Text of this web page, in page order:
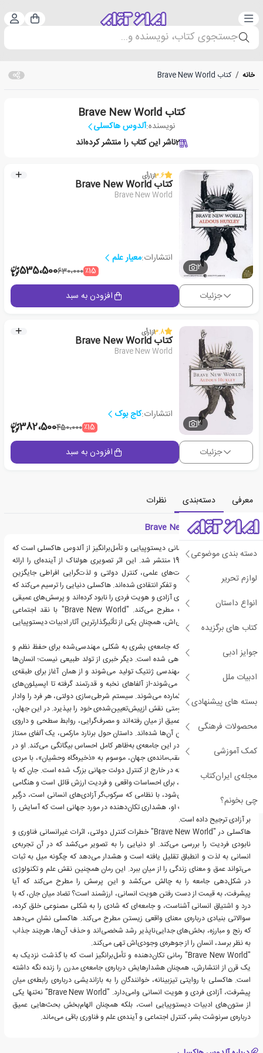
دسته‌بندی سبد
جستجوی کتاب، نویسنده و...
دسته بندی موضوعی
لوازم تحریر
انواع داستان
کتاب های برگزیده
جوایز ادبی
ادبیات ملل
بسته های پیشنهادی
محصولات فرهنگی
کمک آموزشی
مجله‌ی ایران‌کتاب
چی بخونم؟
خانه / کتاب Brave New World
کتاب Brave New World
نویسنده:آلدوس هاکسلی
2ناشر این کتاب را منتشر کرده‌اند
2
3.6از1رأی
کتاب Brave New World
Brave New World
انتشارات:معیار علم
٪15630،000535،500
جزئیات افزودن به سبد
2
3.8از1رأی
کتاب Brave New World
Brave New World
انتشارات:کاج بوک
٪15450،000382،500
جزئیات افزودن به سبد
معرفی دسته‌بندی
نظرات
معرفی کتاب Brave New World
"Brave New World" رمانی دیستوپیایی و تأمل‌برانگیز از آلدوس هاکسلی است که
نخستین بار در سال 1932 منتشر شد. این اثر تصویری هولناک از آینده‌ای را ارائه
می‌دهد که در آن پیشرفت‌های علمی، کنترل دولتی و لذت‌گرایی افراطی جایگزین
فردیت، احساسات انسانی و تفکر انتقادی شده‌اند. هاکسلی دنیایی را ترسیم می‌کند که
در آن ثبات و بهره‌وری، بهای آزادی و هویت فردی را نابود کرده‌اند و پرسش‌های عمیقی
درباره‌ی هزینه‌ی پیشرفت مطرح می‌کند. "Brave New World" با نقد اجتماعی
تیزبینانه و ارتباط همیشگی‌اش، همچنان یکی از تأثیرگذارترین آثار ادبیات دیستوپیایی
باقی مانده است.
رمان در آینده‌ای می‌گذرد که جامعه‌ی بشری به شکلی مهندسی‌شده برای حفظ نظم و
خوشبختی مطلق سازماندهی شده است. دیگر خبری از تولد طبیعی نیست؛ انسان‌ها
در آزمایشگاه‌ها به روش مهندسی ژنتیک تولید می‌شوند و از همان آغاز برای طبقه‌ی
اجتماعی خود برنامه‌ریزی می‌شوند-از آلفاهای نخبه و قدرتمند گرفته تا اپسیلون‌های
کارگر که به مشاغل پست گمارده می‌شوند. سیستم شرطی‌سازی دولتی، هر فرد را وادار
می‌کند که بدون هیچ مقاومتی نقش ازپیش‌تعیین‌شده‌ی خود را بپذیرد. در این جهان،
درد، تعارض و احساسات عمیق از میان رفته‌اند و مصرف‌گرایی، روابط سطحی و داروی
آرام‌بخش "سوما" جایگزین آن‌ها شده‌اند. داستان حول برنارد مارکس، یک آلفای ممتاز
اما متفاوت، می‌چرخد که در این جامعه‌ی به‌ظاهر کامل احساس بیگانگی می‌کند. او در
سفری به یکی از مناطق عقب‌مانده‌ی جهان، موسوم به «ذخیره‌گاه وحشیان»، با مردی
به نام جان آشنا می‌شود که در خارج از کنترل دولت جهانی بزرگ شده است. جان که با
آثار شکسپیر پرورش یافته، برای احساسات واقعی و فردیت ارزش قائل است و هنگامی
که به تمدن مدرن وارد می‌شود، با نظامی که سرکوب‌گر آزادی‌های انسانی است، درگیر
می‌شود. سرنوشت تراژیک او، هشداری تکان‌دهنده در مورد جهانی است که آسایش را
بر آزادی ترجیح داده است.
هاکسلی در "Brave New World" خطرات کنترل دولتی، اثرات غیرانسانی فناوری و
نابودی فردیت را بررسی می‌کند. او دنیایی را به تصویر می‌کشد که در آن تجربه‌ی
انسانی به لذت و انطباق تقلیل یافته است و هشدار می‌دهد که چگونه میل به ثبات
می‌تواند عمق و معنای زندگی را از میان ببرد. این رمان همچنین نقش علم و تکنولوژی
در شکل‌دهی جامعه را به چالش می‌کشد و این پرسش را مطرح می‌کند که آیا
پیشرفت، به قیمت از دست رفتن هویت انسانی، ارزشمند است؟ تضاد میان جان، که با
درد و اشتیاق انسانی آشناست، و جامعه‌ای که شادی را به شکلی مصنوعی خلق کرده،
سوالاتی بنیادی درباره‌ی معنای واقعی زیستن مطرح می‌کند. هاکسلی نشان می‌دهد
که رنج و مبارزه، بخش‌های جدایی‌ناپذیر رشد شخصی‌اند و حذف آن‌ها، هرچند جذاب
به نظر برسد، انسان را از جوهره‌ی وجودی‌اش تهی می‌کند.
"Brave New World" رمانی تکان‌دهنده و تأمل‌برانگیز است که با گذشت نزدیک به
یک قرن از انتشارش، همچنان هشدارهایش درباره‌ی جامعه‌ی مدرن را زنده نگه داشته
است. هاکسلی با روایتی تیزبینانه، خوانندگان را به بازاندیشی درباره‌ی رابطه‌ی میان
پیشرفت، آزادی فردی و هویت انسانی وا‌می‌دارد. "Brave New World" نه‌تنها یکی
از ستون‌های ادبیات دیستوپیایی است، بلکه همچنان الهام‌بخش بحث‌هایی عمیق
درباره‌ی سرنوشت بشر، کنترل اجتماعی و آینده‌ی علم و فناوری باقی می‌ماند.